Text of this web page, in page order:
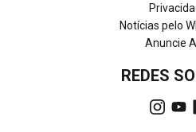
Notícias pelo
Anuncie
REDES